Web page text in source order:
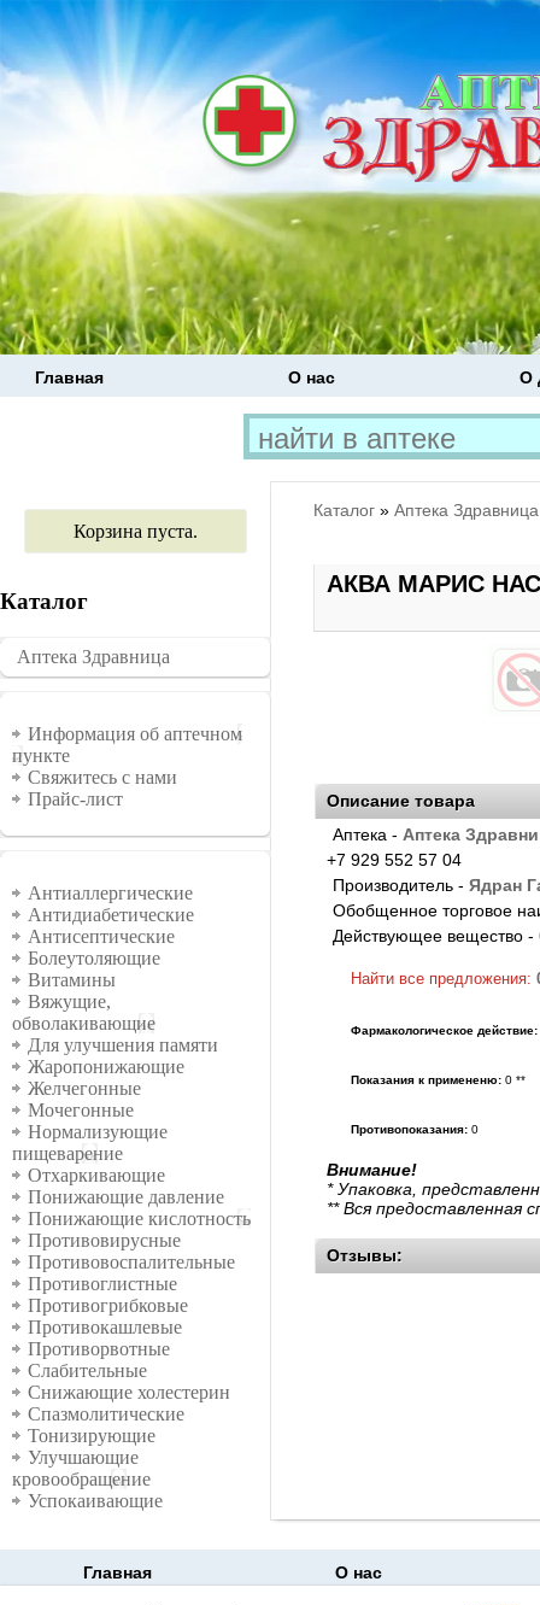
Главная О нас О
Корзина пуста.
Каталог
�������
Аптека Здравница
Информация
Информация об аптечном
пункте
Свяжитесь с нами
Прайс-лист
Группы
Антиаллергические
Антидиабетические
Антисептические
Болеутоляющие
Витамины
Вяжущие,
обволакивающие
Для улучшения памяти
Жаропонижающие
Желчегонные
Мочегонные
Нормализующие
пищеварение
Отхаркивающие
Понижающие давление
Понижающие кислотность
Противовирусные
Противовоспалительные
Противоглистные
Противогрибковые
Противокашлевые
Противорвотные
Слабительные
Снижающие холестерин
Спазмолитические
Тонизирующие
Улучшающие
кровообращение
Успокаивающие
Каталог » Аптека Здравница
АКВА МАРИС
Описание товара
Аптека - Аптека
+7 929 552 57 04
Производитель - Ядран
Обобщенное торговое
Действующее вещество -
Найти все предложения:
Фармакологическое действие:
Показания к примененю: 0 **
Противопоказания: 0
Внимание!
* Упаковка,
** Вся предоставленная
Отзывы:
Главная О нас